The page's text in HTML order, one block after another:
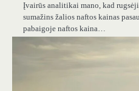
Įvairūs analitikai mano, kad
sumažins žalios naftos kainas
pabaigoje naftos kaina…